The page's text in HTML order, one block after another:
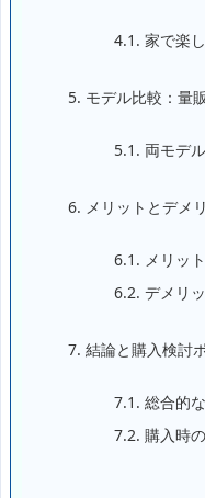
4.1. 家で楽
5. モデル比較：量
5.1. 両モデ
6. メリットとデメ
6.1. メリット
6.2. デメリ
7. 結論と購入検討
7.1. 総合的
7.2. 購入時